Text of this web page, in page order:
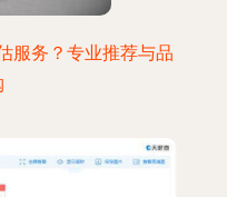
服务？专业推荐与品